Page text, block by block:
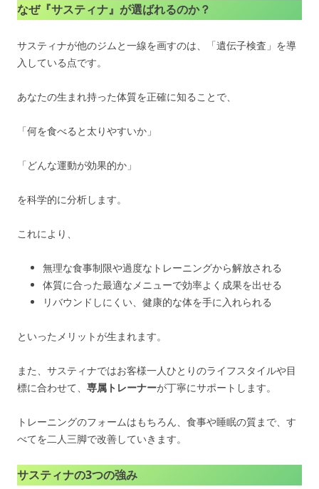
なぜ『サスティナ』が選ばれるのか？
サスティナが他のジムと一線を画すのは、「遺伝子検査」を導
入している点です。
あなたの生まれ持った体質を正確に知ることで、
「何を食べると太りやすいか」
「どんな運動が効果的か」
を科学的に分析します。
これにより、
無理な食事制限や過度なトレーニングから解放される
体質に合った最適なメニューで効率よく成果を出せる
リバウンドしにくい、健康的な体を手に入れられる
といったメリットが生まれます。
また、サスティナではお客様一人ひとりのライフスタイルや目
標に合わせて、 専属トレーナーが丁寧にサポートします。
トレーニングのフォームはもちろん、食事や睡眠の質まで、す
べてを二人三脚で改善していきます。
サスティナの3つの強み